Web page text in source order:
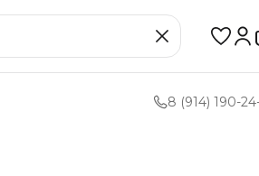
8 (914) 190-